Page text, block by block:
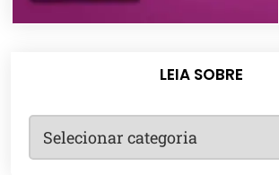
LEIA SOBRE